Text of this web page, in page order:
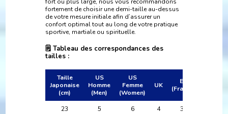
fort ou plus large, nous vous recommandons
fortement de choisir une demi-taille au-dessus
de votre mesure initiale afin d’assurer un
confort optimal tout au long de votre pratique
sportive, martiale ou spirituelle.
🗒 Tableau des correspondances des
tailles :
Taille
Japonaise
(cm)
US
Homme
(Men)
US
Femme
(Women)
UK
EU
(France)
23 5 6 4 36